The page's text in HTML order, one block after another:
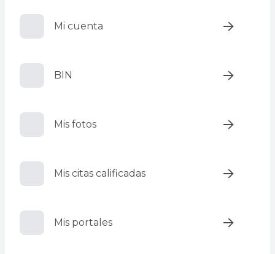
Mi cuenta
BIN
Mis fotos
Mis citas calificadas
Mis portales